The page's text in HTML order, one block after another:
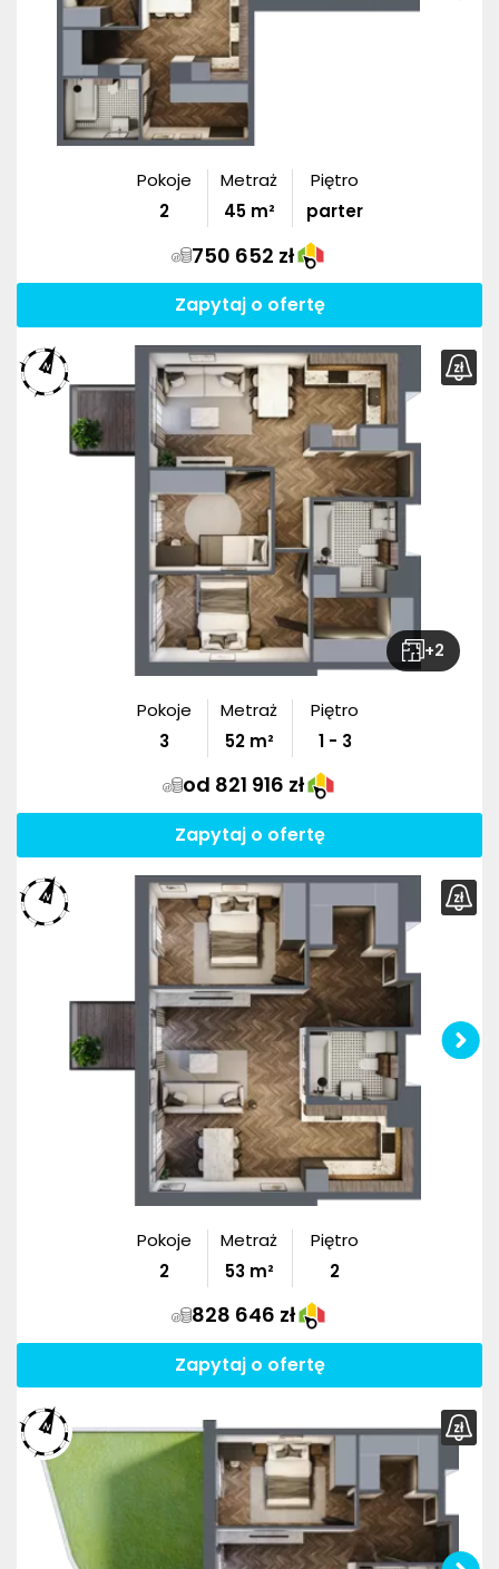
Pokoje
2
Metraż
45m²
Piętro
parter
750 652 zł
Zapytaj o ofertę
+2
Pokoje
3
Metraż
52m²
Piętro
1 - 3
od 821 916 zł
Zapytaj o ofertę
Pokoje
2
Metraż
53m²
Piętro
2
828 646 zł
Zapytaj o ofertę